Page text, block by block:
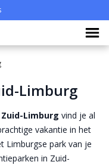
Limburg
Limburg vind je al
vakantie in het
Limburgse park van je
in Zuid-